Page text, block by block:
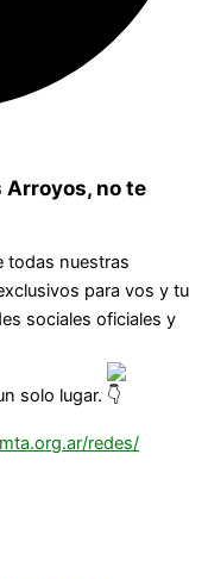
Arroyos, no te
todas nuestras
para vos y tu
sociales oficiales y
solo lugar.
redes/